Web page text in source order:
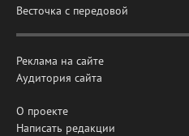
Весточка с передовой
Реклама на сайте
Аудитория сайта
О проекте
Написать редакции